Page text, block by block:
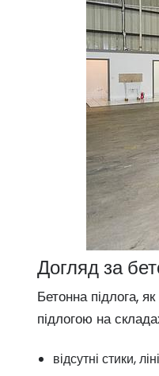
Догляд за
Бетонна підлога,
підлогою на
відсутні стики,